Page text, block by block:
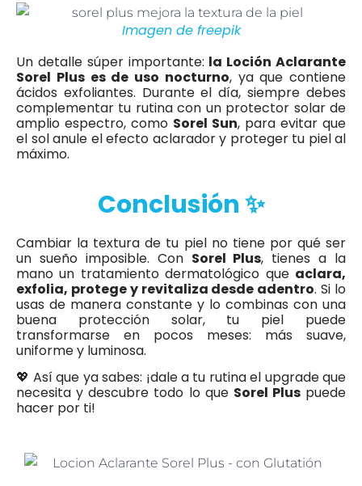
Imagen de freepik
Un detalle súper importante: la Loción Aclarante
Sorel Plus es de uso nocturno, ya que contiene
ácidos exfoliantes. Durante el día, siempre debes
complementar tu rutina con un protector solar de
amplio espectro, como Sorel Sun, para evitar que
el sol anule el efecto aclarador y proteger tu piel al
máximo.
Conclusión ✨
Cambiar la textura de tu piel no tiene por qué ser
un sueño imposible. Con Sorel Plus, tienes a la
mano un tratamiento dermatológico que aclara,
exfolia, protege y revitaliza desde adentro. Si lo
usas de manera constante y lo combinas con una
buena protección solar, tu piel puede
transformarse en pocos meses: más suave,
uniforme y luminosa.
💖 Así que ya sabes: ¡dale a tu rutina el upgrade que
necesita y descubre todo lo que Sorel Pluspuede
hacer por ti!